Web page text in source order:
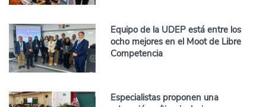
Equipo de la UDEP está entre los
ocho mejores en el Moot de Libre
Competencia
Especialistas proponen una